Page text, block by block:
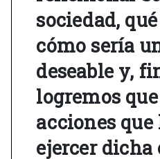
sociedad,
cómo sería
deseable y,
logremos
acciones
ejercer dicha